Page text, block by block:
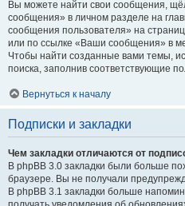
Вы можете найти свои сообщения,
сообщения» в личном разделе на
сообщения пользователя» на
или по ссылке «Ваши сообщения» в
Чтобы найти созданные вами темы,
поиска, заполнив соответствующие
Вернуться к началу
Подписки и закладки
Чем закладки отличаются от
В phpBB 3.0 закладки были больше
браузере. Вы не получали
В phpBB 3.1 закладки больше